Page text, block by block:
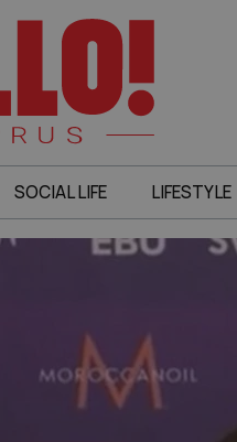
SOCIAL LIFE LIFESTYLE